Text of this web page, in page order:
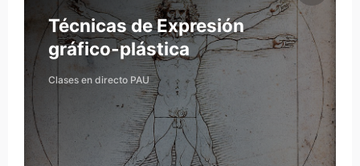
Course image
Course name
Técnicas de Expresión
gráfico-plástica
Clases en directo PAU